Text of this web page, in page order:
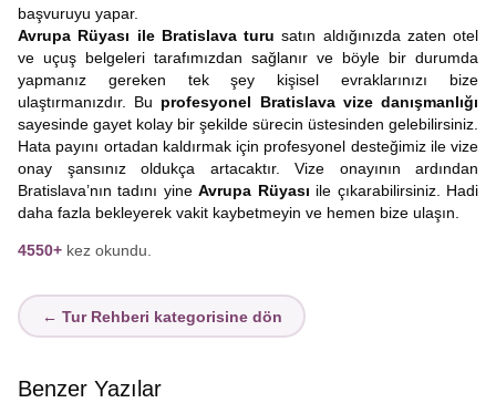
başvuruyu yapar.
Avrupa Rüyası ile Bratislava turu satın aldığınızda zaten otel
ve uçuş belgeleri tarafımızdan sağlanır ve böyle bir durumda
yapmanız gereken tek şey kişisel evraklarınızı bize
ulaştırmanızdır. Bu profesyonel Bratislava vize danışmanlığı
sayesinde gayet kolay bir şekilde sürecin üstesinden gelebilirsiniz.
Hata payını ortadan kaldırmak için profesyonel desteğimiz ile vize
onay şansınız oldukça artacaktır. Vize onayının ardından
Bratislava’nın tadını yineAvrupa Rüyası ile çıkarabilirsiniz. Hadi
daha fazla bekleyerek vakit kaybetmeyin ve hemen bize ulaşın.
4550+ kez okundu.
← Tur Rehberi kategorisine dön
Benzer Yazılar